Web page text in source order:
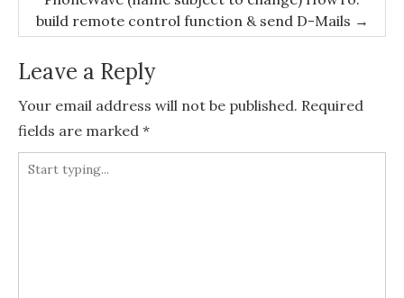
build remote control function & send D-Mails →
Leave a Reply
Your email address will not be published. Required
fields are marked *